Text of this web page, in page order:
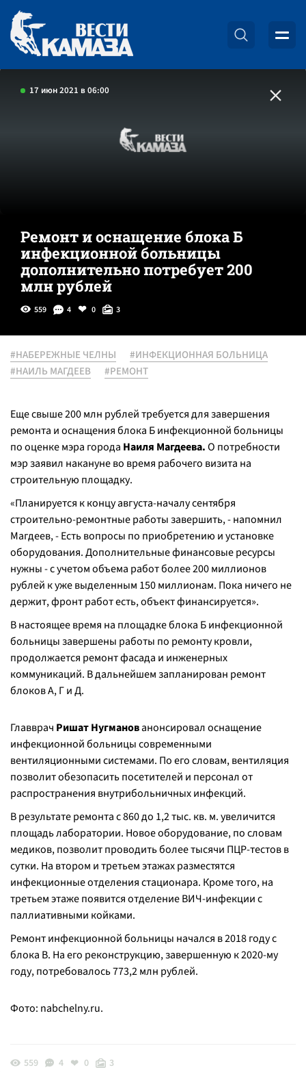
17 июн 2021 в 06:00
Ремонт и оснащение блока Б
инфекционной больницы
дополнительно потребует 200
млн рублей
559 4 0 3
#НАБЕРЕЖНЫЕ ЧЕЛНЫ
#ИНФЕКЦИОННАЯ БОЛЬНИЦА
#НАИЛЬ МАГДЕЕВ
#РЕМОНТ
Еще свыше 200 млн рублей требуется для завершения
ремонта и оснащения блока Б инфекционной больницы
по оценке мэра города Наиля Магдеева.О потребности
мэр заявил накануне во время рабочего визита на
строительную площадку.
«Планируется к концу августа-началу сентября
строительно-ремонтные работы завершить, - напомнил
Магдеев, - Есть вопросы по приобретению и установке
оборудования. Дополнительные финансовые ресурсы
нужны - с учетом объема работ более 200 миллионов
рублей к уже выделенным 150 миллионам. Пока ничего не
держит, фронт работ есть, объект финансируется».
В настоящее время на площадке блока Б инфекционной
больницы завершены работы по ремонту кровли,
продолжается ремонт фасада и инженерных
коммуникаций. В дальнейшем запланирован ремонт
блоков А, Г и Д.
Главврач Ришат Нугманованонсировал оснащение
инфекционной больницы современными
вентиляционными системами. По его словам, вентиляция
позволит обезопасить посетителей и персонал от
распространения внутрибольничных инфекций.
В результате ремонта с 860 до 1,2 тыс. кв. м. увеличится
площадь лаборатории. Новое оборудование, по словам
медиков, позволит проводить более тысячи ПЦР-тестов в
сутки. На втором и третьем этажах разместятся
инфекционные отделения стационара. Кроме того, на
третьем этаже появится отделение ВИЧ-инфекции с
паллиативными койками.
Ремонт инфекционной больницы начался в 2018 году с
блока В. На его реконструкцию, завершенную к 2020-му
году, потребовалось 773,2 млн рублей.
Фото: nabchelny.ru.
559 4 0 3